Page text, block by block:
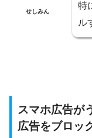
せしみん
特
ル
スマホ広告が
広告をブロッ